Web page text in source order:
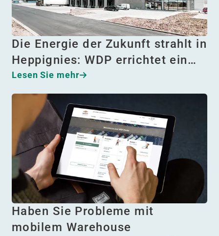
Die Energie der Zukunft strahlt in
Heppignies: WDP errichtet ein…
Lesen Sie mehr
Haben Sie Probleme mit
mobilem Warehouse